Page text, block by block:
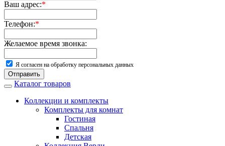
Ваш адрес:*
Телефон:*
Желаемое время звонка:
Я согласен на обработку персональных данных
Отправить
Каталог товаров
Коллекции и комплекты
Комплекты для комнат
Гостиная
Спальня
Детская